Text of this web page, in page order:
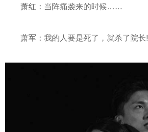
萧红：当阵痛袭来的时候……
萧军：我的人要是死了，就杀了院长!